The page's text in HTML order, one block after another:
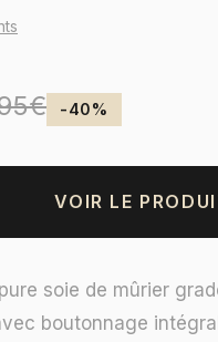
-40%
VOIR LE
soie de mûrier
boutonnage